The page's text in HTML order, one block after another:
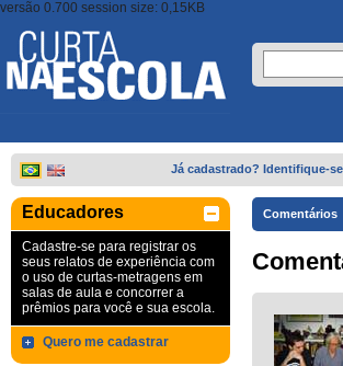
versão 0.700 session size: 0,15KB
Já cadastrado? Identifique-se
Educadores
Cadastre-se para registrar os
seus relatos de experiência com
o uso de curtas-metragens em
salas de aula e concorrer a
prêmios para você e sua escola.
Quero me cadastrar
Comentários